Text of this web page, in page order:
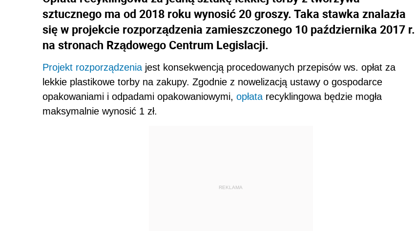
sztucznego ma od 2018 roku wynosić 20 groszy. Taka stawka znalazła
się w projekcie rozporządzenia zamieszczonego 10 października 2017 r.
na stronach Rządowego Centrum Legislacji.
Projekt rozporządzenia jest konsekwencją procedowanych przepisów ws. opłat za
lekkie plastikowe torby na zakupy. Zgodnie z nowelizacją ustawy o gospodarce
opakowaniami i odpadami opakowaniowymi, opłata recyklingowa będzie mogła
maksymalnie wynosić 1 zł.
REKLAMA